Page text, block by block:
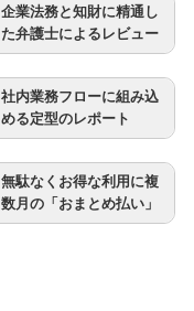
企業法務と知財に精通し
た弁護士によるレビュー
社内業務フローに組み込
める定型のレポート
無駄なくお得な利用に複
数月の「おまとめ払い」